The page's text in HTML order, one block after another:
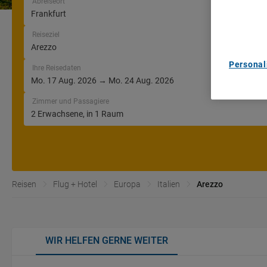
Reiseziel
Ihre Reisedaten
Zimmer und Passagiere
Reisen Flug + Hotel Europa Italien Arezzo
WIR HELFEN GERNE WEITER